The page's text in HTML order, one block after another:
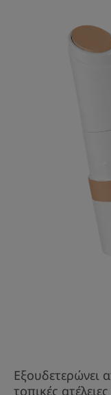
Εξουδετερώνει
τοπικές